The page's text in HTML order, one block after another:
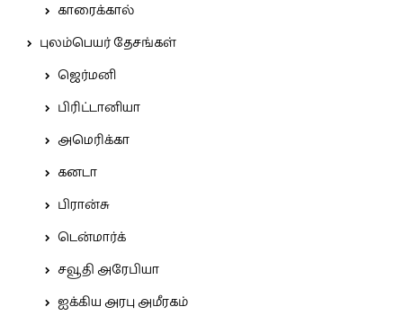
காரைக்கால்
புலம்பெயர் தேசங்கள்
ஜெர்மனி
பிரிட்டானியா
அமெரிக்கா
கனடா
பிரான்சு
டென்மார்க்
சவூதி அரேபியா
ஐக்கிய அரபு அமீரகம்